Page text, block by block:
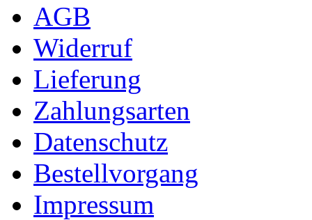
AGB
Widerruf
Lieferung
Zahlungsarten
Datenschutz
Bestellvorgang
Impressum